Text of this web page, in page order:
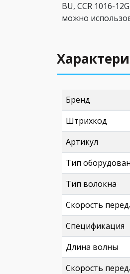
BU, CCR 1016-
можно
Бренд
Штрихкод
Артикул
Тип
Тип волокна
Скорость
Спецификация
Длина волны
Скорость